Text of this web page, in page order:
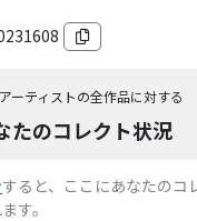
ーティストの全作品に対する
たのコレクト状況
すると、ここにあなたのコ
す。